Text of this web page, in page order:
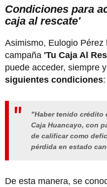
Condiciones para
caja al rescate'
Asimismo, Eulogio
campaña 'Tu Caja Al
puede acceder, siempre
siguientes condiciones:
"Haber tenido crédito
Caja Huancayo, con
de calificar como
pérdida en estado
De esta manera, se